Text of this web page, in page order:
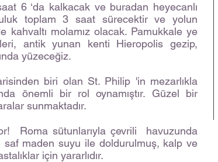
6 ‘da kalkacak ve buradan heyecanlı
toplam 3 saat sürecektir ve yolun
kahvaltı molamız olacak. Pamukkale ye
antik yunan kenti Hieropolis gezip,
yüzeceğiz.
biri olan St. Philip 'in mezarlıkla
önemli bir rol oynamıştır. Güzel bir
sunmaktadır.
Roma sütunlarıyla çevrili havuzunda
saf maden suyu ile doldurulmuş, kalp ve
için yararlıdır.